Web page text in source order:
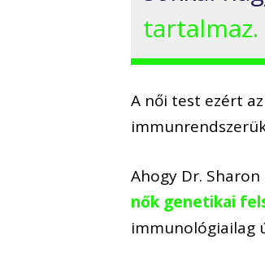
tartalmaz.
A női test ezért
Ahogy Dr.
nők genetikai
immunológiailag